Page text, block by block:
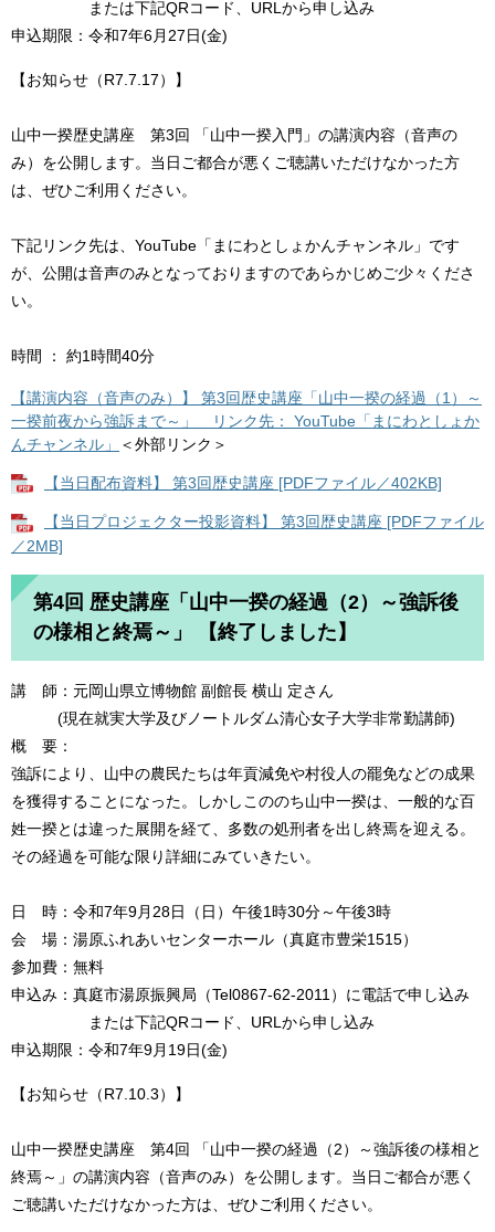
または下記QRコード、URLから申し込み
申込期限：令和7年6月27日(金)
【お知らせ（R7.7.17）】
山中一揆歴史講座 第3回 「山中一揆入門」の講演内容（音声の
み）を公開します。当日ご都合が悪くご聴講いただけなかった方
は、ぜひご利用ください。
下記リンク先は、YouTube「まにわとしょかんチャンネル」です
が、公開は音声のみとなっておりますのであらかじめご少々くださ
い。
時間 ： 約1時間40分
【講演内容（音声のみ）】 第3回歴史講座「山中一揆の経過（1）～
一揆前夜から強訴まで～」 リンク先： YouTube「まにわとしょか
んチャンネル」
＜外部リンク＞
【当日配布資料】 第3回歴史講座 [PDFファイル／402KB]
【当日プロジェクター投影資料】 第3回歴史講座 [PDFファイル
／2MB]
第4回 歴史講座「山中一揆の経過（2）～強訴後
の様相と終焉～」 【終了しました】
講 師：元岡山県立博物館 副館長 横山 定さん
(現在就実大学及びノートルダム清心女子大学非常勤講師)
概 要：
強訴により、山中の農民たちは年貢減免や村役人の罷免などの成果
を獲得することになった。しかしこののち山中一揆は、一般的な百
姓一揆とは違った展開を経て、多数の処刑者を出し終焉を迎える。
その経過を可能な限り詳細にみていきたい。
日 時：令和7年9月28日（日）午後1時30分～午後3時
会 場：湯原ふれあいセンターホール（真庭市豊栄1515）
参加費：無料
申込み：真庭市湯原振興局（Tel0867-62-2011）に電話で申し込み
または下記QRコード、URLから申し込み
申込期限：令和7年9月19日(金)
【お知らせ（R7.10.3）】
山中一揆歴史講座 第4回 「山中一揆の経過（2）～強訴後の様相と
終焉～」の講演内容（音声のみ）を公開します。当日ご都合が悪く
ご聴講いただけなかった方は、ぜひご利用ください。